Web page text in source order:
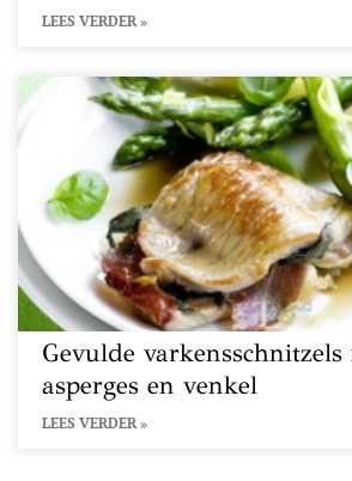
LEES VERDER »
Gevulde varkensschnitzels
asperges en venkel
LEES VERDER »